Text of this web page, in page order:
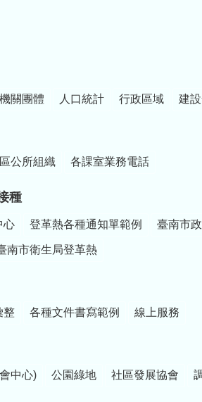
機關團體 人口統計 行政區域 建
區公所組織 各課室業務電話
種
心 登革熱各種通知單範例 臺南市
南市衛生局登革熱
整 各種文件書寫範例 線上服務
中心) 公園綠地 社區發展協會